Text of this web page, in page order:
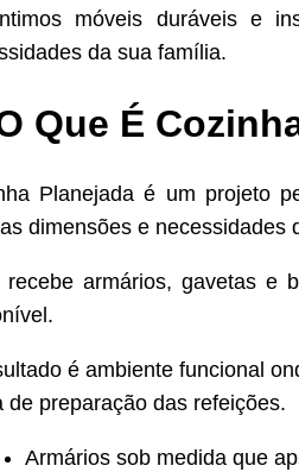
móveis duráveis e
da sua família.
Que É
Planejada é um projeto
dimensões e necessidades
recebe armários, gavetas e
é ambiente funcional
de preparação das refeições.
Armários sob medida que